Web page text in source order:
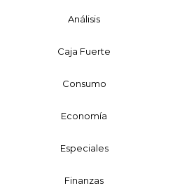
Análisis
Caja Fuerte
Consumo
Economía
Especiales
Finanzas